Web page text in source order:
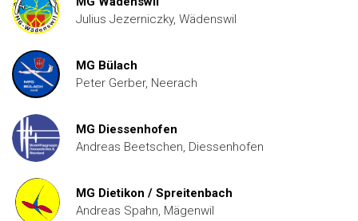
Julius Jezerniczky, Wädenswil
MG Bülach
Peter Gerber, Neerach
MG Diessenhofen
Andreas Beetschen, Diessenhofen
MG Dietikon / Spreitenbach
Andreas Spahn, Mägenwil